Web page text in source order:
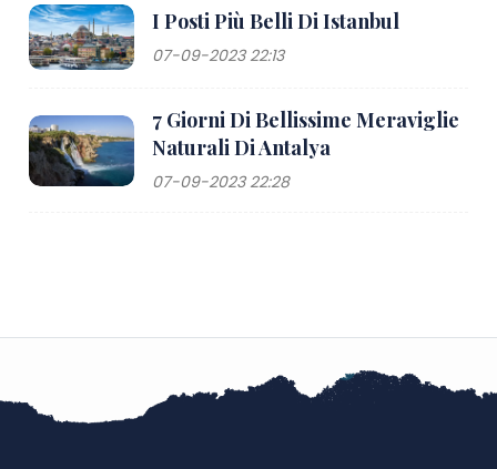
I Posti Più Belli Di Istanbul
07-09-2023 22:13
7 Giorni Di Bellissime Meraviglie
Naturali Di Antalya
07-09-2023 22:28